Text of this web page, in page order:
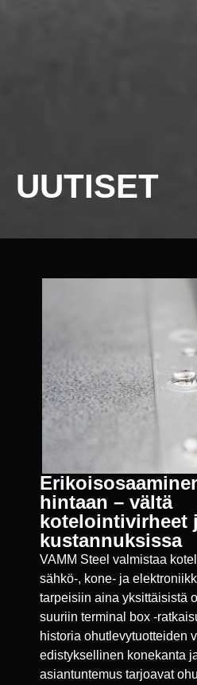
UUTISET
hintaan – vältä
kotelointivirheet
kustannuksissa
VAMM Steel valmistaa
sähkö-, kone- ja
tarpeisiin aina yksittäisistä
suuriin terminal box -
historia ohutlevytuotteiden
edistyksellinen konekanta
asiantuntemus tarjoavat